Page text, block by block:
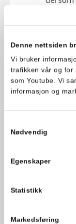
Denne nettsiden
Vi bruker
trafikken vår og for
som Youtube. Vi
informasjon og
Nødvendig
Egenskaper
Statistikk
Markedsføring
4.
med
salami,
eller